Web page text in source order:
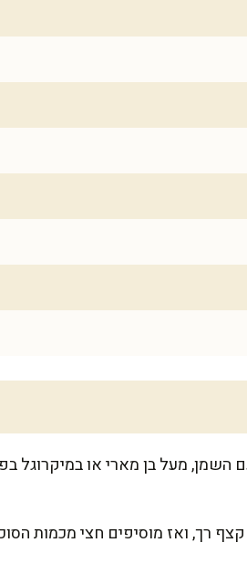
מעל בן מארי או במיקרוגל
רך, ואז מוסיפים חצי מכמות